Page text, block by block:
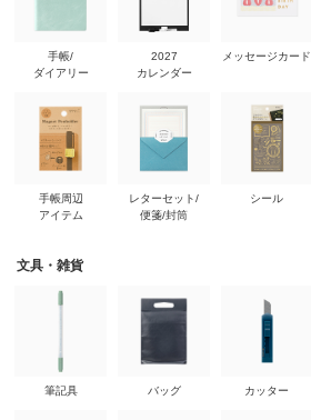
手帳/
ダイアリー
手帳周辺
アイテム
2027
カレンダー
レターセット/
便箋/封筒
メッセージカード
シール
文具・雑貨
筆記具 バッグ カッター